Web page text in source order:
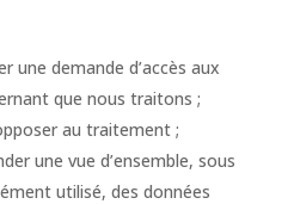
une demande d’accès aux
que nous traitons ;
au traitement ;
une vue d’ensemble, sous
utilisé, des données